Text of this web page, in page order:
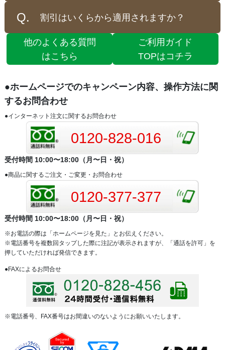
割引はいくらから適用されますか？
他のよくある質問
はこちら
ご利用ガイド
TOPはコチラ
●ホームページでのキャンペーン内容、操作方法に関
するお問合わせ
●インターネット注文に関するお問合わせ
0120-828-016
受付時間 10:00〜18:00（月〜日・祝）
●商品に関するご注文・ご変更・お問合わせ
0120-377-377
受付時間 10:00〜18:00（月〜日・祝）
※お電話の際は「ホームページを見た」とお伝えください。
※電話番号を複数回タップした際に注記が表示されますが、「通話を許可」を
押していただければ発信できます。
●FAXによるお問合せ
※電話番号、FAX番号はお間違いのないようにお願いいたします。